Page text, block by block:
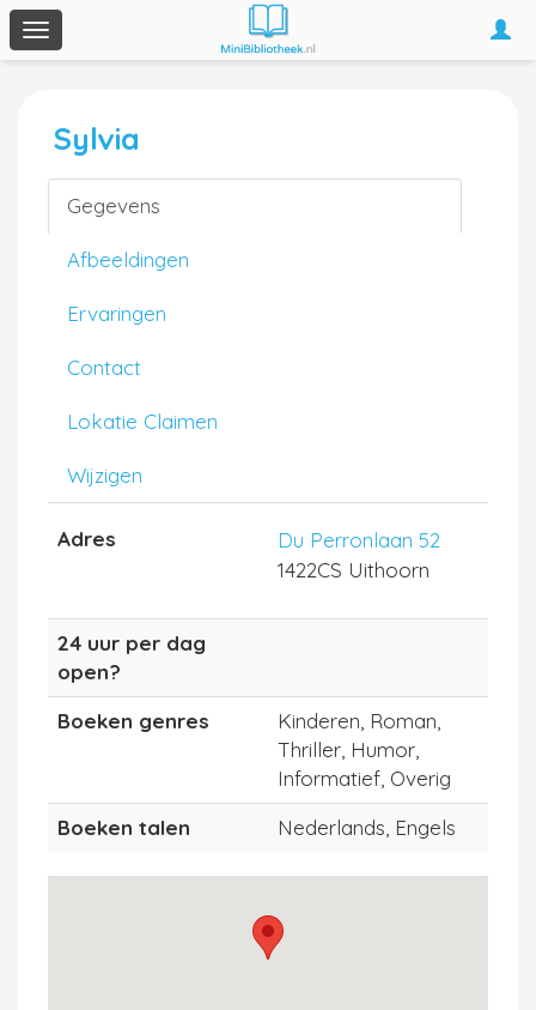
Toggle
navigation
Sylvia
Gegevens
Afbeeldingen
Ervaringen
Contact
Lokatie Claimen
Wijzigen
Adres
Du Perronlaan 52
1422CS Uithoorn
24 uur per dag
open?
Boeken genres
Kinderen, Roman,
Thriller, Humor,
Informatief, Overig
Boeken talen
Nederlands, Engels